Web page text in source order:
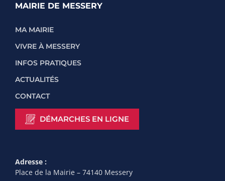
MAIRIE DE MESSERY
MA MAIRIE
VIVRE À MESSERY
INFOS PRATIQUES
ACTUALITÉS
CONTACT
DÉMARCHES EN LIGNE
Adresse :
Place de la Mairie – 74140 Messery